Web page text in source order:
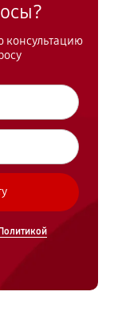
консультацию
Политикой